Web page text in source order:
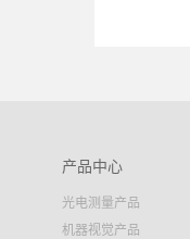
产品中心
光电测量产品
机器视觉产品